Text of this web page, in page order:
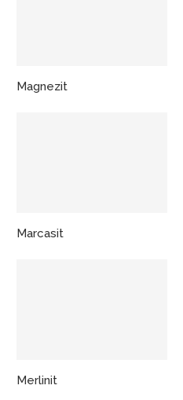
Magnezit
Marcasit
Merlinit